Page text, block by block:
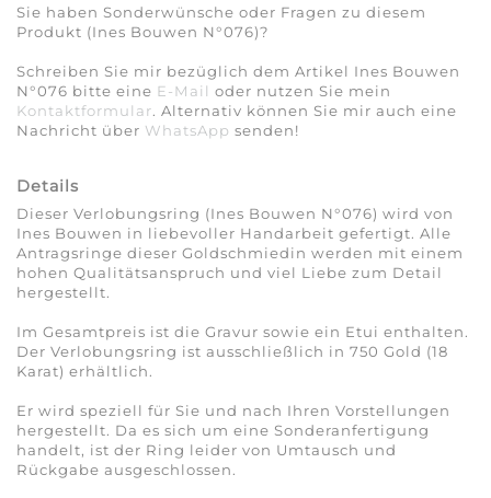
Sie haben Sonderwünsche oder Fragen zu diesem
Produkt (Ines Bouwen N°076)?
Schreiben Sie mir bezüglich dem Artikel Ines Bouwen
N°076 bitte eine E-Mail oder nutzen Sie mein
Kontaktformular. Alternativ können Sie mir auch eine
Nachricht über WhatsApp senden!
Details
Dieser Verlobungsring (Ines Bouwen N°076) wird von
Ines Bouwen in liebevoller Handarbeit gefertigt. Alle
Antragsringe dieser Goldschmiedin werden mit einem
hohen Qualitätsanspruch und viel Liebe zum Detail
hergestellt.
Im Gesamtpreis ist die Gravur sowie ein Etui enthalten.
Der Verlobungsring ist ausschließlich in 750 Gold (18
Karat) erhältlich.
Er wird speziell für Sie und nach Ihren Vorstellungen
hergestellt. Da es sich um eine Sonderanfertigung
handelt, ist der Ring leider von Umtausch und
Rückgabe ausgeschlossen.